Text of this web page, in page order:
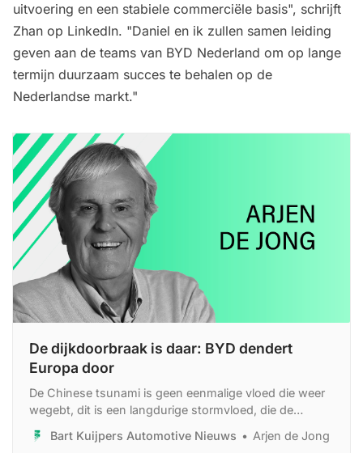
uitvoering en een stabiele commerciële basis", schrijft
Zhan op LinkedIn. "Daniel en ik zullen samen leiding
geven aan de teams van BYD Nederland om op lange
termijn duurzaam succes te behalen op de
Nederlandse markt."
De dijkdoorbraak is daar: BYD dendert
Europa door
De Chinese tsunami is geen eenmalige vloed die weer
wegebt, dit is een langdurige stormvloed, die de
fundamenten van de Europese autosector gaat
herschrijven.
Bart Kuijpers Automotive Nieuws Arjen de Jong